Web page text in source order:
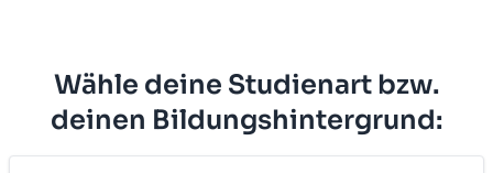
Wähle deine Studienart bzw.
deinen Bildungshintergrund: